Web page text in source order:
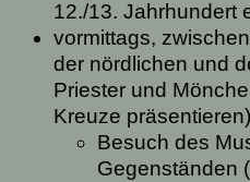
12./13. Jahrhundert
vormittags,
der nördlichen und
Priester und
Kreuze
Besuch des
Gegenständen